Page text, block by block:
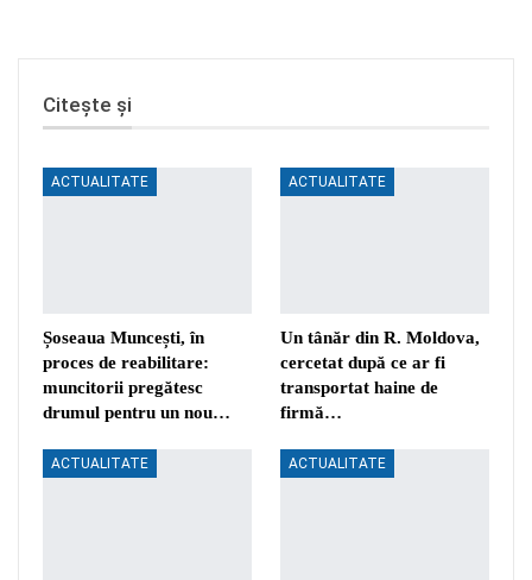
Citește și
ACTUALITATE
Șoseaua Muncești, în
proces de reabilitare:
muncitorii pregătesc
drumul pentru un nou…
ACTUALITATE
Un tânăr din R. Moldova,
cercetat după ce ar fi
transportat haine de
firmă…
ACTUALITATE ACTUALITATE